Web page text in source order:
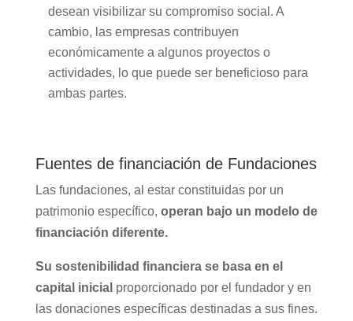
desean visibilizar su compromiso social. A
cambio, las empresas contribuyen
económicamente a algunos proyectos o
actividades, lo que puede ser beneficioso para
ambas partes.
Fuentes de financiación de Fundaciones
Las fundaciones, al estar constituidas por un
patrimonio específico, operan bajo un modelo de
financiación diferente.
Su sostenibilidad financiera se basa en el
capital inicial proporcionado por el fundador y en
las donaciones específicas destinadas a sus fines.